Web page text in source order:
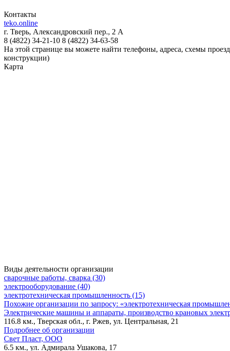
Контакты
teko.online
г. Тверь, Александровский пер., 2 А
8 (4822) 34-21-10 8 (4822) 34-63-58
На этой странице вы можете найти телефоны, адреса, схемы
конструкции)
Карта
Виды деятельности организации
сварочные работы, сварка (30)
электрооборудование (40)
электротехническая промышленность (15)
Похожие организации по запросу: «электротехническая
Электрические машины и аппараты, производство крановых
116.8 км., Тверская обл., г. Ржев, ул. Центральная, 21
Подробнее об организации
Свет Пласт, ООО
6.5 км., ул. Адмирала Ушакова, 17